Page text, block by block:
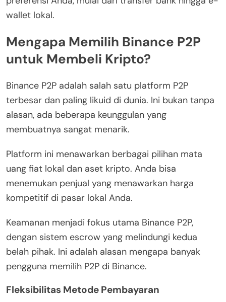
wallet lokal.
Mengapa Memilih Binance P2P
untuk Membeli Kripto?
Binance P2P adalah salah satu platform P2P
terbesar dan paling likuid di dunia. Ini bukan tanpa
alasan, ada beberapa keunggulan yang
membuatnya sangat menarik.
Platform ini menawarkan berbagai pilihan mata
uang fiat lokal dan aset kripto. Anda bisa
menemukan penjual yang menawarkan harga
kompetitif di pasar lokal Anda.
Keamanan menjadi fokus utama Binance P2P,
dengan sistem escrow yang melindungi kedua
belah pihak. Ini adalah alasan mengapa banyak
pengguna memilih P2P di Binance.
Fleksibilitas Metode Pembayaran